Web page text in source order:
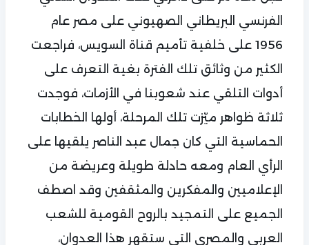
الفرنسي البريطاني الصهيوني على مصر عام
1956 على خلفية تأميم قناة السويس، فراجعت
الكثير من وثائق تلك الفترة بغية التعرف على
أدوات التلقي عند شعوبنا في الأزمات، فوجدت
ثلاثة ظواهر ميّزت تلك المرحلة، أولها الخطابات
الحماسية التي كان جمال عبد الناصر يلقيها على
الرأي العام ومعه حادلة طويلة وعريضة من
الإعلاميين والمفكرين والمثقفين وقد اصطف
الجميع على التمجيد بالروح القومية للشعب
العربي والمصري التي ستقهر هذا العدوان،